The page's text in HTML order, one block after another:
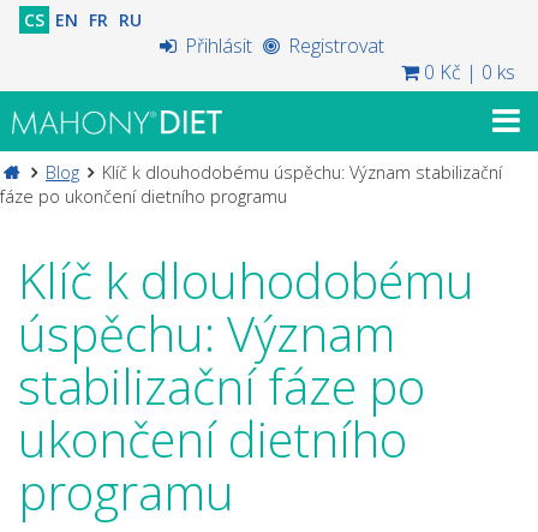
CS EN FR RU
Přihlásit
Registrovat
0 Kč | 0 ks
Blog
Klíč k dlouhodobému úspěchu: Význam stabilizační
fáze po ukončení dietního programu
Klíč k dlouhodobému
úspěchu: Význam
stabilizační fáze po
ukončení dietního
programu